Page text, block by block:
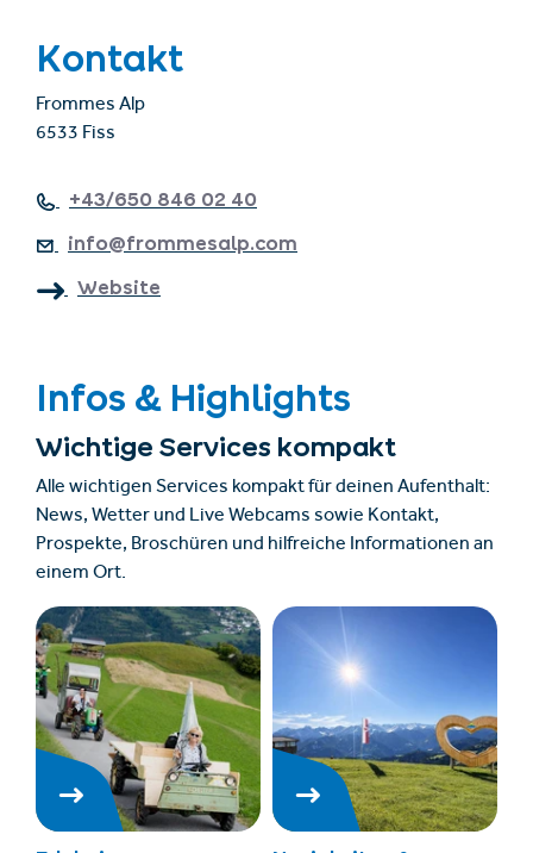
Kontakt
Frommes Alp
6533 Fiss
+43/650 846 02 40
info@frommesalp.com
Website
Infos & Highlights
Wichtige Services kompakt
Alle wichtigen Services kompakt für deinen Aufenthalt:
News, Wetter und Live Webcams sowie Kontakt,
Prospekte, Broschüren und hilfreiche Informationen an
einem Ort.